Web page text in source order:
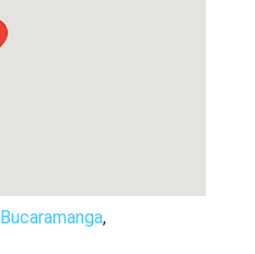
Bucaramanga,